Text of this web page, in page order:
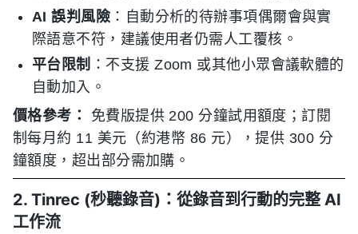
AI 誤判風險 ：自動分析的待辦事項偶爾會與實
際語意不符，建議使用者仍需人工覆核。
平台限制 ：不支援 Zoom 或其他小眾會議軟體的
自動加入。
價格參考：
免費版提供 200 分鐘試用額度；訂閱
制每月約 11 美元（約港幣 86 元），提供 300 分
鐘額度，超出部分需加購。
2. Tinrec (秒聽錄音)：從錄音到行動的完整 AI
工作流